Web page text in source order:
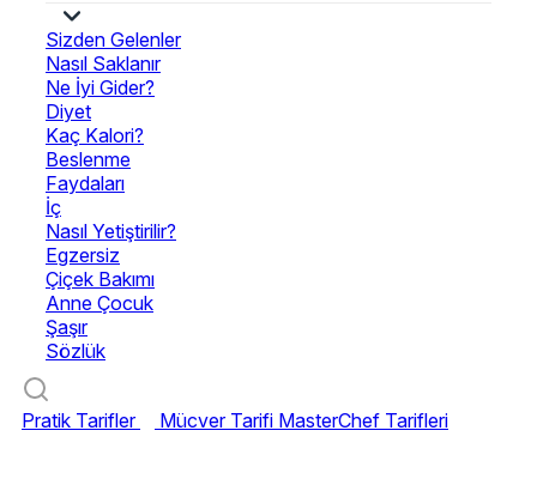
Sizden Gelenler
Nasıl Saklanır
Ne İyi Gider?
Diyet
Kaç Kalori?
Beslenme
Faydaları
İç
Nasıl Yetiştirilir?
Egzersiz
Çiçek Bakımı
Anne Çocuk
Şaşır
Sözlük
Pratik Tarifler Mücver Tarifi MasterChef Tarifleri